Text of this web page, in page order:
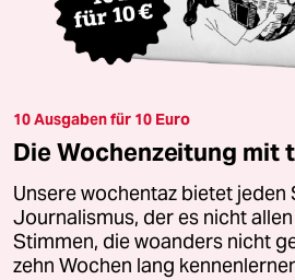
10 Ausgaben für 10 Euro
Die Wochenzeitung mit
Unsere wochentaz bietet jeden
Journalismus, der es nicht
Stimmen, die woanders nicht
zehn Wochen lang